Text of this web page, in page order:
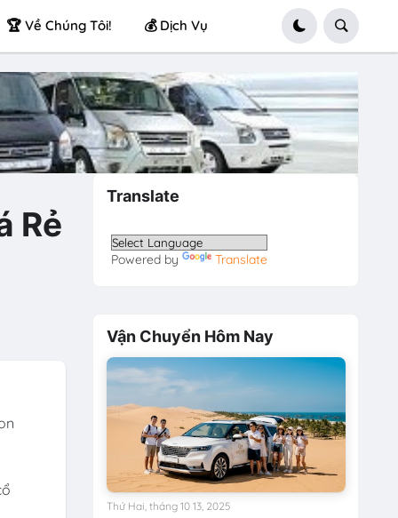
🏆 Về Chúng Tôi! 💰 Dịch Vụ
Rẻ
Translate
Powered by Translate
Vận Chuyển Hôm Nay
Thứ Hai, tháng 10 13, 2025